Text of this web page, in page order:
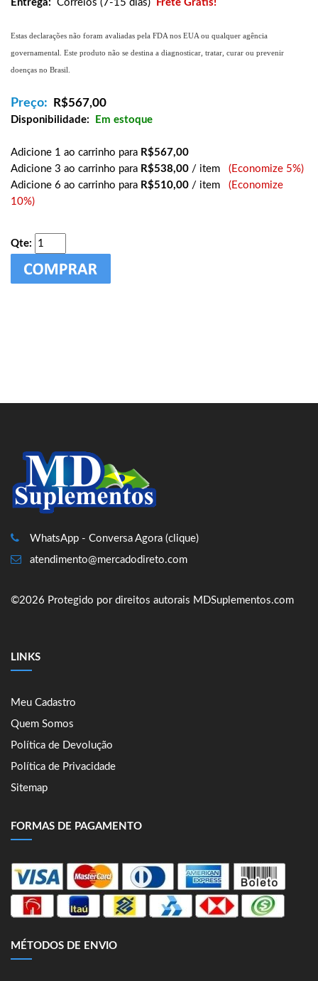
Entrega: Correios (7-15 dias) Frete Grátis!
Estas declarações não foram avaliadas pela FDA nos EUA ou qualquer agência
governamental. Este produto não se destina a diagnosticar, tratar, curar ou prevenir
doenças no Brasil.
Preço: R$567,00
Disponibilidade: Em estoque
Adicione 1 ao carrinho para R$567,00
Adicione 3 ao carrinho para R$538,00 / item (Economize 5%)
Adicione 6 ao carrinho para R$510,00 / item (Economize
10%)
Qte:
WhatsApp - Conversa Agora (clique)
atendimento@mercadodireto.com
©2026 Protegido por direitos autorais MDSuplementos.com
LINKS
Meu Cadastro
Quem Somos
Política de Devolução
Política de Privacidade
Sitemap
FORMAS DE PAGAMENTO
MÉTODOS DE ENVIO